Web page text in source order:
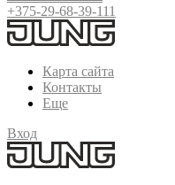
+375-29-68-39-111
Карта сайта
Контакты
Еще
Вход